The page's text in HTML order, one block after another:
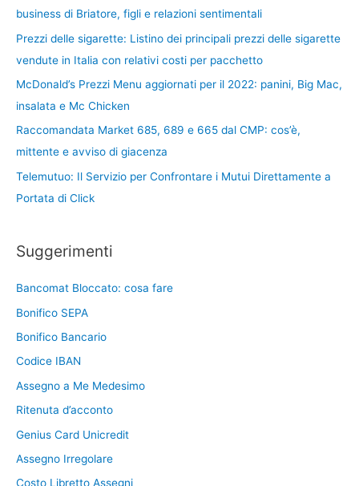
business di Briatore, figli e relazioni sentimentali
Prezzi delle sigarette: Listino dei principali prezzi delle sigarette
vendute in Italia con relativi costi per pacchetto
McDonald’s Prezzi Menu aggiornati per il 2022: panini, Big Mac,
insalata e Mc Chicken
Raccomandata Market 685, 689 e 665 dal CMP: cos’è,
mittente e avviso di giacenza
Telemutuo: Il Servizio per Confrontare i Mutui Direttamente a
Portata di Click
Suggerimenti
Bancomat Bloccato: cosa fare
Bonifico SEPA
Bonifico Bancario
Codice IBAN
Assegno a Me Medesimo
Ritenuta d’acconto
Genius Card Unicredit
Assegno Irregolare
Costo Libretto Assegni